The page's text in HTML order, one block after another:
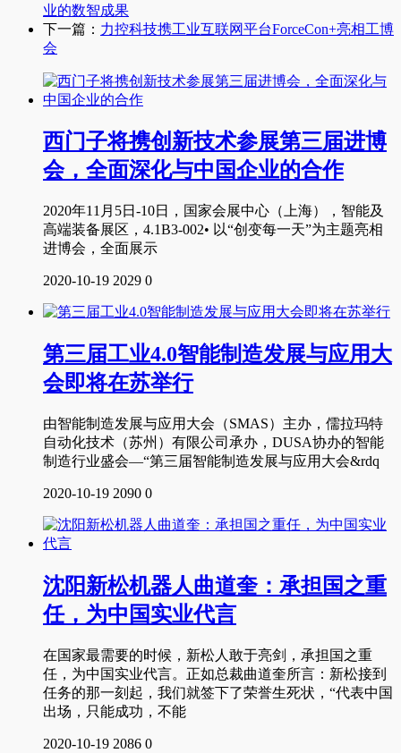
业的数智成果
下一篇： 力控科技携工业互联网平台ForceCon+亮相工博
会
西门子将携创新技术参展第三届进博
会，全面深化与中国企业的合作
2020年11月5日-10日，国家会展中心（上海），智能及
高端装备展区，4.1B3-002• 以“创变每一天”为主题亮相
进博会，全面展示
2020-10-19 2029 0
第三届工业4.0智能制造发展与应用大
会即将在苏举行
由智能制造发展与应用大会（SMAS）主办，儒拉玛特
自动化技术（苏州）有限公司承办，DUSA协办的智能
制造行业盛会—“第三届智能制造发展与应用大会&rdq
2020-10-19 2090 0
沈阳新松机器人曲道奎：承担国之重
任，为中国实业代言
在国家最需要的时候，新松人敢于亮剑，承担国之重
任，为中国实业代言。正如总裁曲道奎所言：新松接到
任务的那一刻起，我们就签下了荣誉生死状，“代表中国
出场，只能成功，不能
2020-10-19 2086 0